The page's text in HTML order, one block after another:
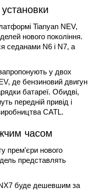
Tianyan NEV,
нового покоління.
седанами N6 і N7, а
у двох
де бензиновий двигун
батареї. Обидві,
передній привід і
CATL.
часом
прем'єри нового
представлять
буде дешевшим за